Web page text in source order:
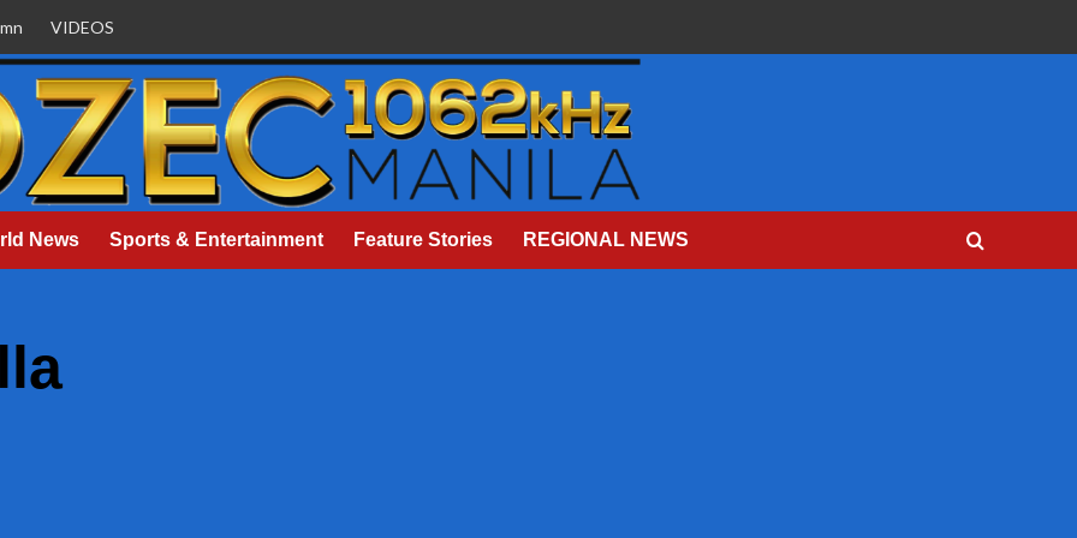
VIDEOS
News Sports & Entertainment Feature Stories REGIONAL NEWS